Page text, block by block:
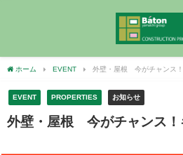
ホーム EVENT 外壁・屋根 今がチャンス
EVENT PROPERTIES お知らせ
外壁・屋根 今がチャンス！